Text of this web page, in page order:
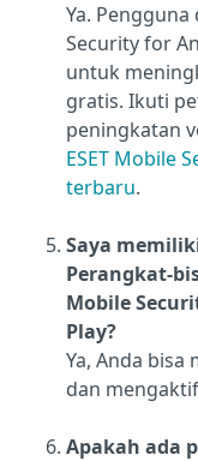
Ya.
Security for
untuk
gratis. Ikuti
peningkatan
ESET Mobile
terbaru.
Saya
Perangkat-
Mobile
Play?
Ya, Anda bisa
dan
Apakah ada